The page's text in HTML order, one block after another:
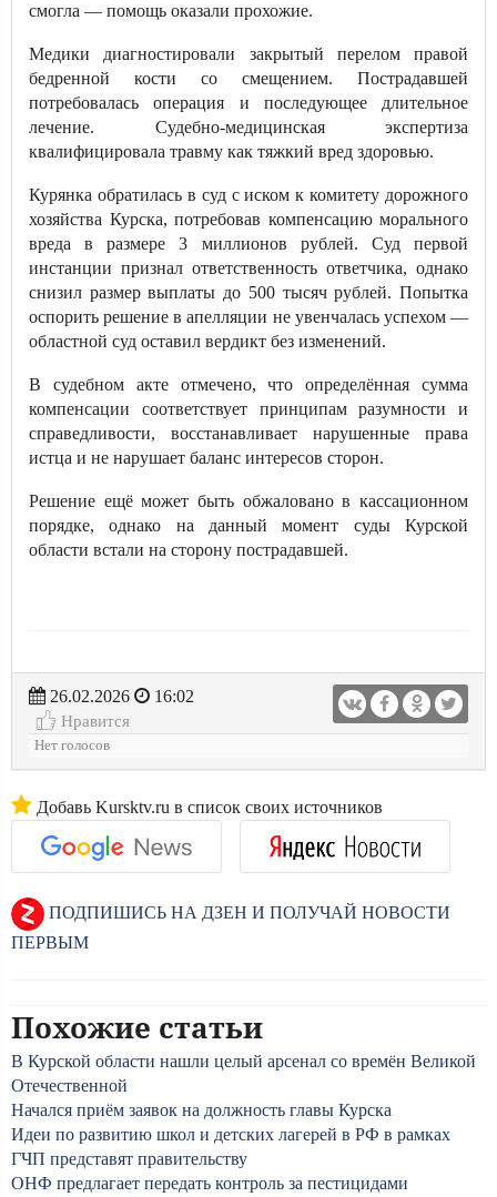
смогла — помощь оказали прохожие.
Медики диагностировали закрытый перелом правой
бедренной кости со смещением. Пострадавшей
потребовалась операция и последующее длительное
лечение. Судебно-медицинская экспертиза
квалифицировала травму как тяжкий вред здоровью.
Курянка обратилась в суд с иском к комитету дорожного
хозяйства Курска, потребовав компенсацию морального
вреда в размере 3 миллионов рублей. Суд первой
инстанции признал ответственность ответчика, однако
снизил размер выплаты до 500 тысяч рублей. Попытка
оспорить решение в апелляции не увенчалась успехом —
областной суд оставил вердикт без изменений.
В судебном акте отмечено, что определённая сумма
компенсации соответствует принципам разумности и
справедливости, восстанавливает нарушенные права
истца и не нарушает баланс интересов сторон.
Решение ещё может быть обжаловано в кассационном
порядке, однако на данный момент суды Курской
области встали на сторону пострадавшей.
26.02.2026
16:02
Нравится
Нет голосов
Добавь Kursktv.ru в список своих источников
ПОДПИШИСЬ НА ДЗЕН И ПОЛУЧАЙ НОВОСТИ
ПЕРВЫМ
Похожие статьи
В Курской области нашли целый арсенал со времён Великой
Отечественной
Начался приём заявок на должность главы Курска
Идеи по развитию школ и детских лагерей в РФ в рамках
ГЧП представят правительству
ОНФ предлагает передать контроль за пестицидами